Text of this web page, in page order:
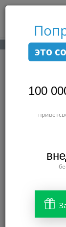
это
100